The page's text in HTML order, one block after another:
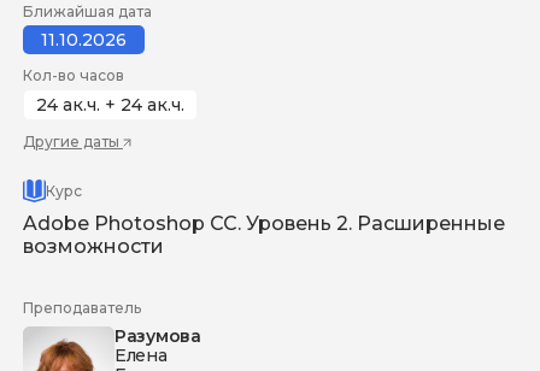
Ближайшая дата
11.10.2026
Кол-во часов
24 ак.ч. + 24 ак.ч.
Другие даты
Курс
Adobe Photoshop СС. Уровень 2. Расширенные
возможности
Преподаватель
Разумова
Елена